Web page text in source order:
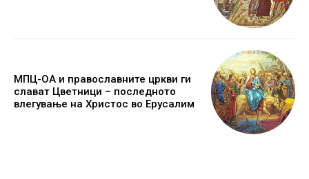
МПЦ-ОА и православните цркви ги
слават Цветници – последното
влегување на Христос во Ерусалим